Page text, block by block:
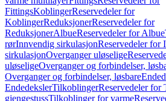
FittingsKoblingerReservedeler for
KoblingerReduksjonerReservedeler for
ReduksjonerAlbueReservedeler for Albue
rørInnvendig sirkulasjonReservedeler for
sirkulasjonOverganger uløselige
uløseligeOverganger og forbindelser,
Overganger og forbindelser, løsbare
EndedekslerTilkoblingerReservedeler for
gjengestussTilkoblinger for varme